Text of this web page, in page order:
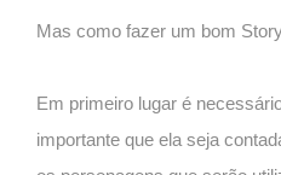
Mas como fazer um bom
Em primeiro lugar é
importante que ela seja